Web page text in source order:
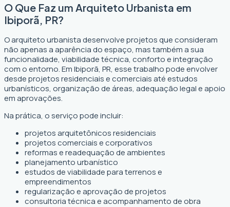
O Que Faz um Arquiteto Urbanista em
Ibiporã, PR?
O arquiteto urbanista desenvolve projetos que consideram
não apenas a aparência do espaço, mas também a sua
funcionalidade, viabilidade técnica, conforto e integração
com o entorno. Em Ibiporã, PR, esse trabalho pode envolver
desde projetos residenciais e comerciais até estudos
urbanísticos, organização de áreas, adequação legal e apoio
em aprovações.
Na prática, o serviço pode incluir:
projetos arquitetônicos residenciais
projetos comerciais e corporativos
reformas e readequação de ambientes
planejamento urbanístico
estudos de viabilidade para terrenos e
empreendimentos
regularização e aprovação de projetos
consultoria técnica e acompanhamento de obra